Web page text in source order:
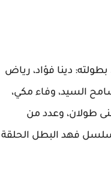
دينا فؤاد، رياض
السيد، وفاء مكي،
طولان، وعدد من
فهد البطل الحلقة